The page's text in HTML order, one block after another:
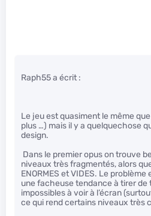
Raph55 a écrit :
Le jeu est quasiment le même
plus …) mais il y a quelquechose
design.
Dans le premier opus on trouve
niveaux très fragmentés, alors
ENORMES et VIDES. Le
une facheuse tendance à tirer de
impossibles à voir à l’écran
ce qui rend certains niveaux très